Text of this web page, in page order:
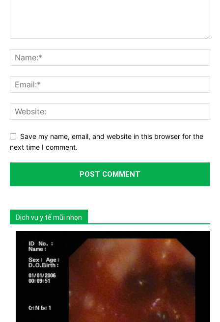
Save my name, email, and website in this browser for the
next time I comment.
Dịch vụ y tế mũi nhọn